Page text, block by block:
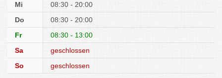
Mi
08:30 - 20:00
Do
08:30 - 20:00
Fr
08:30 - 13:00
Sa
geschlossen
So
geschlossen